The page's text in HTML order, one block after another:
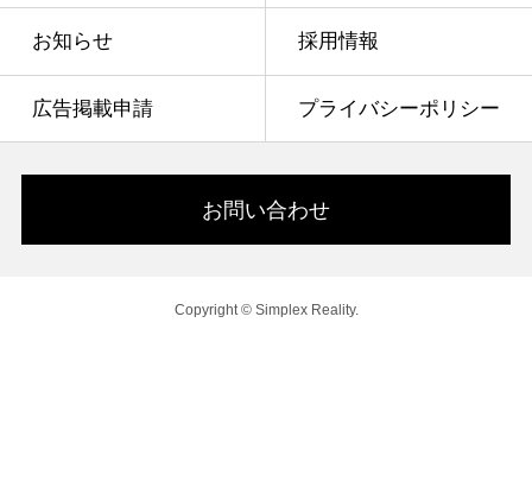
お知らせ 採用情報
広告掲載申請 プライバシーポリシー
お問い合わせ
Copyright © Simplex Reality.